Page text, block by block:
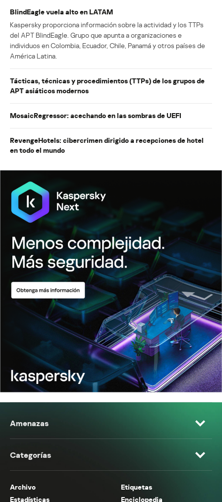
BlindEagle vuela alto en LATAM
Kaspersky proporciona información sobre la actividad y los TTPs
del APT BlindEagle. Grupo que apunta a organizaciones e
individuos en Colombia, Ecuador, Chile, Panamá y otros países de
América Latina.
Tácticas, técnicas y procedimientos (TTPs) de los grupos de
APT asiáticos modernos
MosaicRegressor: acechando en las sombras de UEFI
RevengeHotels: cibercrimen dirigido a recepciones de hotel
en todo el mundo
Amenazas
Categorías
Archivo
Etiquetas
Estadísticas
Enciclopedia